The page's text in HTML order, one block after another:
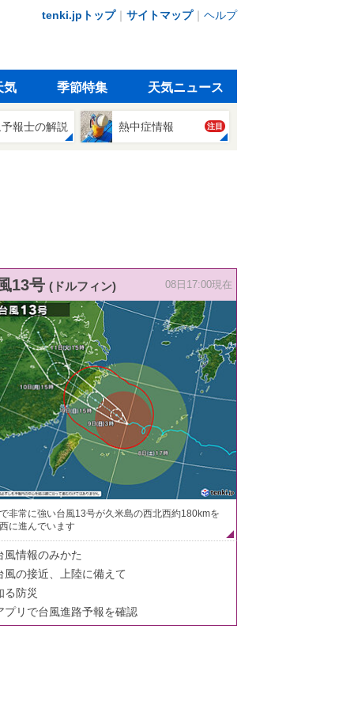
tenki.jpトップ｜ サイトマップ｜ ヘルプ
気 季節特集 天気ニュース
報士の解説 熱中症情報 注目
13号 (ドルフィン) 08日17:00現在
非常に強い台風13号が久米島の西北西約180kmを
に進んでいます
風情報のみかた
風の接近、上陸に備えて
る防災
プリで台風進路予報を確認